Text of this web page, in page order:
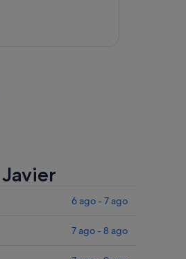
6 ago - 7 ago
7 ago - 8 ago